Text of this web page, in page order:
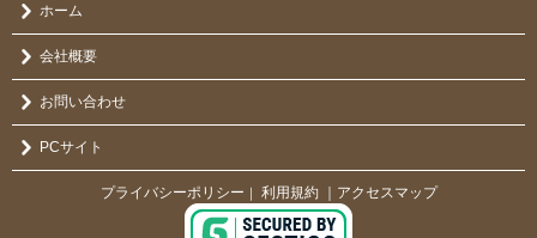
ホーム
会社概要
お問い合わせ
PCサイト
プライバシーポリシー ｜ 利用規約 ｜アクセスマップ